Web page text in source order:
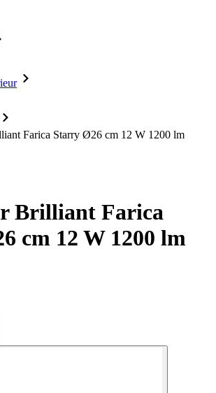
Farica Starry Ø26 cm 12 W 1200 lm
Brilliant Farica
cm 12 W 1200 lm